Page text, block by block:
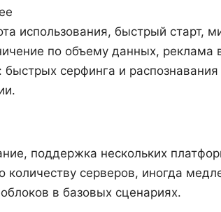
использования, быстрый старт,
по объему данных, реклама
серфинга и распознавания
поддержка нескольких
серверов, иногда
в базовых сценариях.